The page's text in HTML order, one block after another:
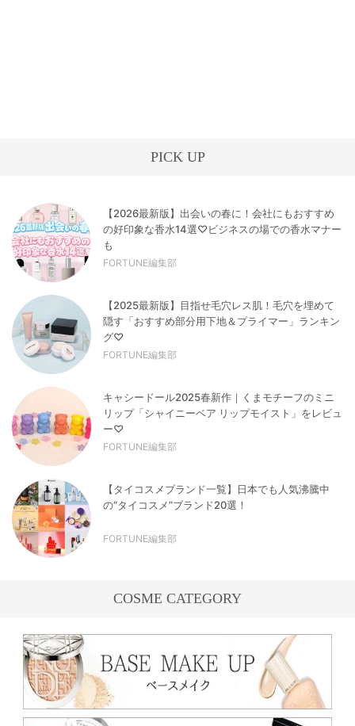
PICK UP
【2026最新版】出会いの春に！会社にもおすすめ
の好印象な香水14選♡ビジネスの場での香水マナー
も
FORTUNE編集部
【2025最新版】目指せ毛穴レス肌！毛穴を埋めて
隠す「おすすめ部分用下地＆プライマー」ランキン
グ♡
FORTUNE編集部
キャシードール2025春新作｜くまモチーフのミニ
リップ「シャイニーベア リップモイスト」をレビュ
ー♡
FORTUNE編集部
【タイコスメブランド一覧】日本でも人気沸騰中
の“タイコスメ”ブランド20選！
FORTUNE編集部
COSME CATEGORY